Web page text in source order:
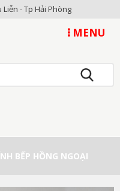
- Tp Hải Phòng
MENU
BẾP HỒNG NGOẠI